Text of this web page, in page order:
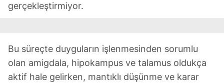
gerçekleştirmiyor.
Bu süreçte duyguların işlenmesinden sorumlu
olan amigdala, hipokampus ve talamus oldukça
aktif hale gelirken, mantıklı düşünme ve karar